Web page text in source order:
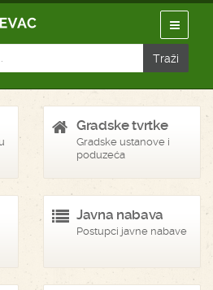
Gradske tvrtke
Gradske ustanove i
poduzeća
Javna nabava
Postupci javne nabave